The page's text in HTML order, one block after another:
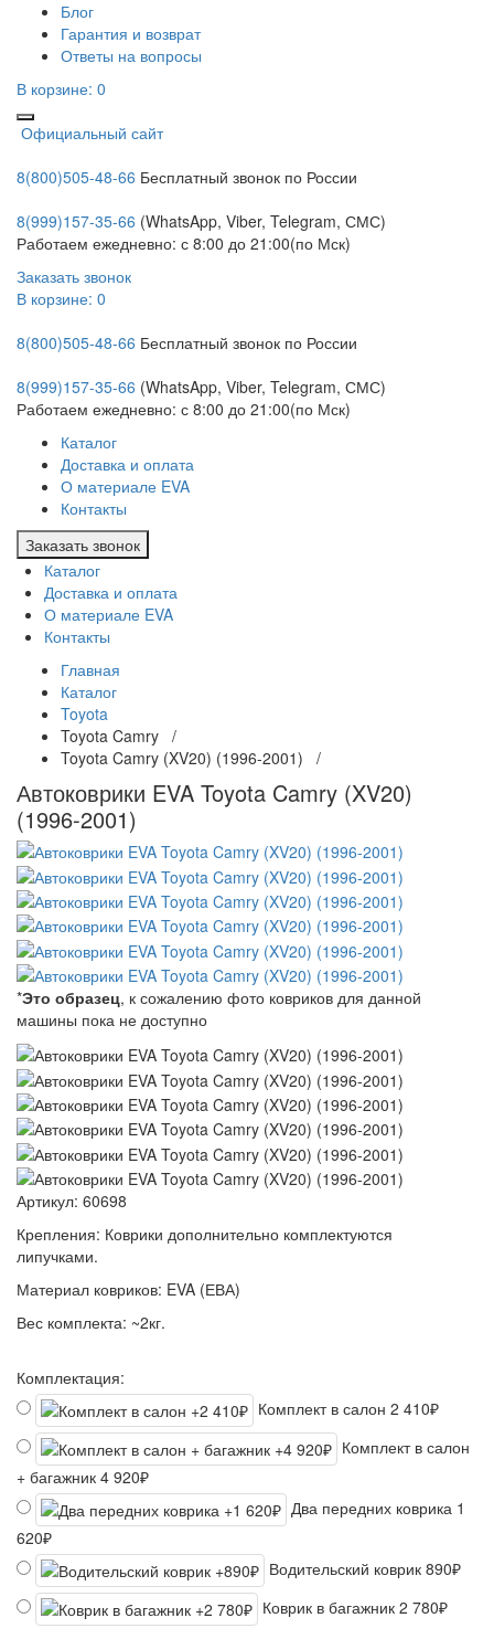
Блог
Гарантия и возврат
Ответы на вопросы
В корзине: 0
Официальный сайт
8(800)505-48-66 Бесплатный звонок по России
8(999)157-35-66 (WhatsApp, Viber, Telegram, СМС)
Работаем ежедневно: с 8:00 до 21:00(по Мск)
Заказать звонок
В корзине: 0
8(800)505-48-66 Бесплатный звонок по России
8(999)157-35-66 (WhatsApp, Viber, Telegram, СМС)
Работаем ежедневно: с 8:00 до 21:00(по Мск)
Каталог
Доставка и оплата
О материале EVA
Контакты
Заказать звонок
Каталог
Доставка и оплата
О материале EVA
Контакты
Главная
Каталог
Toyota
Toyota Camry /
Toyota Camry (XV20) (1996-2001) /
Автоковрики EVA Toyota Camry (XV20)
(1996-2001)
*Это образец, к сожалению фото ковриков для данной
машины пока не доступно
Артикул: 60698
Крепления: Коврики дополнительно комплектуются
липучками.
Материал ковриков: EVA (ЕВА)
Вес комплекта: ~2кг.
Комплектация:
Комплект в салон 2 410₽
Комплект в салон
+ багажник 4 920₽
Два передних коврика 1
620₽
Водительский коврик 890₽
Коврик в багажник 2 780₽